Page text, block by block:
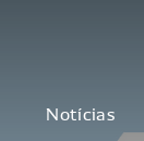
Notícias